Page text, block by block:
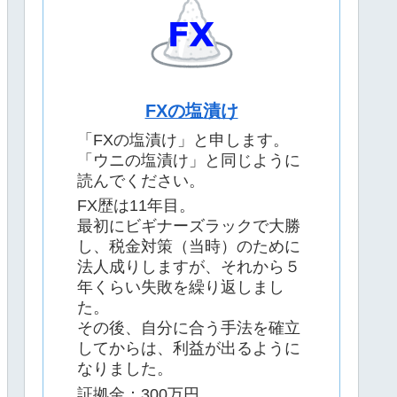
FXの塩漬け
「FXの塩漬け」と申します。
「ウニの塩漬け」と同じように
読んでください。
FX歴は11年目。
最初にビギナーズラックで大勝
し、税金対策（当時）のために
法人成りしますが、それから５
年くらい失敗を繰り返しまし
た。
その後、自分に合う手法を確立
してからは、利益が出るように
なりました。